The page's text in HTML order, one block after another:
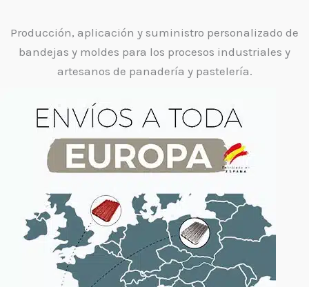
Producción, aplicación y suministro personalizado de
bandejas y moldes para los procesos industriales y
artesanos de panadería y pastelería.